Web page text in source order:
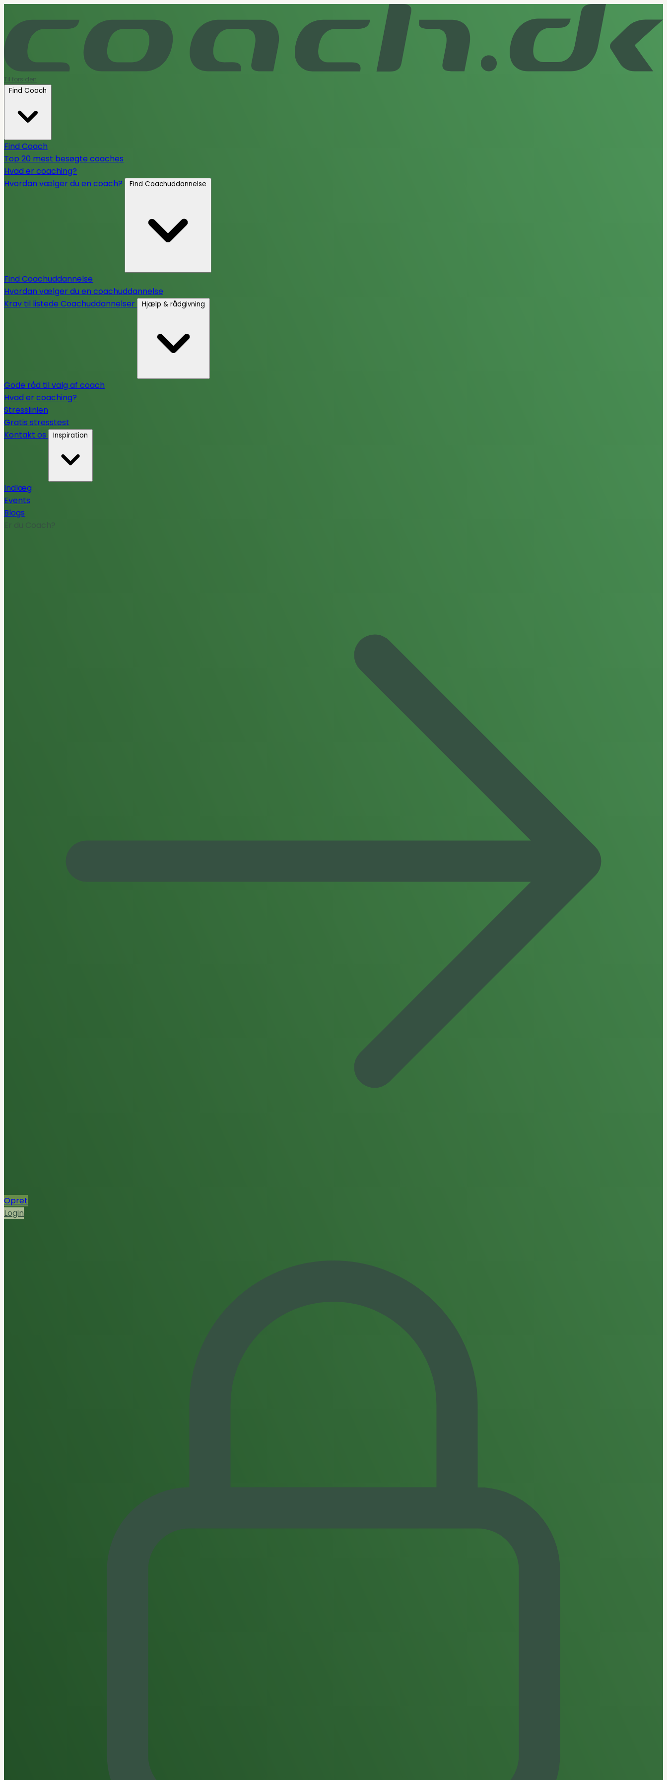
Til forsiden
Find Coach
Find Coach
Top 20 mest besøgte coaches
Hvad er coaching?
Hvordan vælger du en coach?
Find Coachuddannelse
Find Coachuddannelse
Hvordan vælger du en coachuddannelse
Krav til listede Coachuddannelser
Hjælp & rådgivning
Gode råd til valg af coach
Hvad er coaching?
Stresslinien
Gratis stresstest
Kontakt os
Inspiration
Indlæg
Events
Blogs
Er du Coach?
Opret
Login